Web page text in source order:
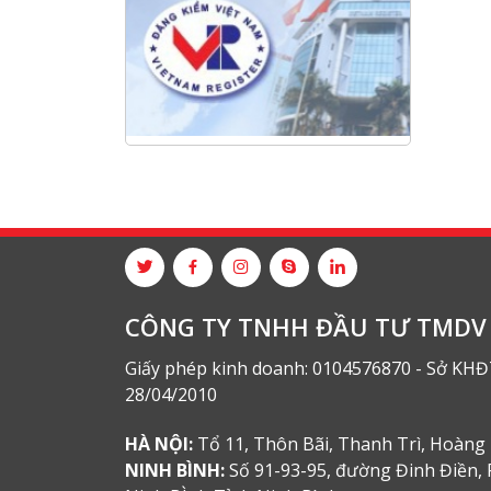
Hội nghị tổng kết công tác năm
2025 và triển khai nhiệm vụ năm
2026 do chi hội tàu du lịch Hạ
Long
NANIBI khai trương văn phòng
Tập đoàn Công nghiệp nặng Sơn
Đông tổ chức Hội nghị đối tác
toàn cầu tại Jakarta
CÔNG TY TNHH ĐẦU TƯ
Giấy phép kinh doanh: 0104576870 - Sở
28/04/2010
HÀ NỘI: Tổ 11, Thôn Bãi, Thanh Trì, Hoàng
NINH BÌNH:Số 91-93-95, đường Đinh Điền,